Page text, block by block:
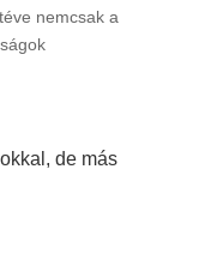
nemcsak a
de más